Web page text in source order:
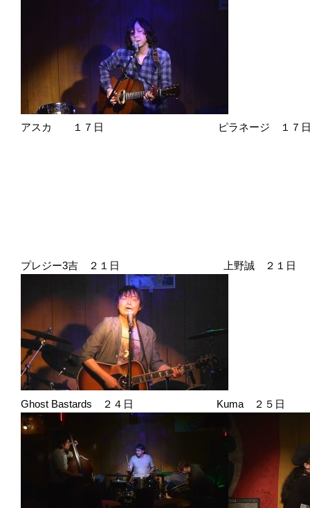
アスカ １７日 ピラネージ １７
プレジー3吉 ２１日 上野誠 ２１日
Ghost Bastards ２４日 Kuma ２５日